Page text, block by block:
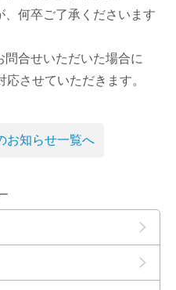
、何卒ご了承くださいます
合せいただいた場合に
させていただきます。
お知らせ一覧へ